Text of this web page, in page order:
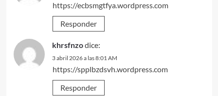
https://ecbsmgtfya.wordpress.com
Responder
khrsfnzodice:
3 abril 2026 a las 8:01 AM
https://spplbzdsvh.wordpress.com
Responder